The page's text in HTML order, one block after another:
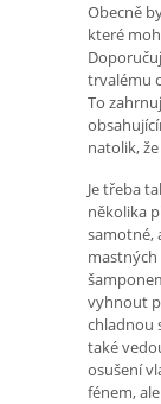
Obecně
které
trvalému
To
natolik,
Je třeba
několika
samotné,
vyhnout
chladnou
také
osušení
fénem,